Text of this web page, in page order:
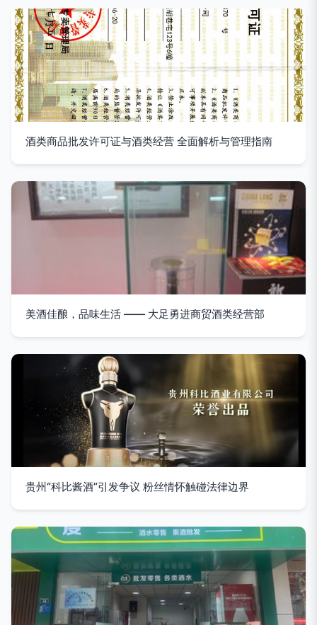
酒类商品批发许可证与酒类经营 全面解析与管理指南
美酒佳酿，品味生活 —— 大足勇进商贸酒类经营部
贵州“科比酱酒”引发争议 粉丝情怀触碰法律边界